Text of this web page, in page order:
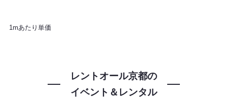
1mあたり単価
レントオール京都の
イベント＆レンタル